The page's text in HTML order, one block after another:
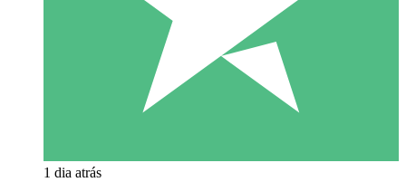
1 dia atrás